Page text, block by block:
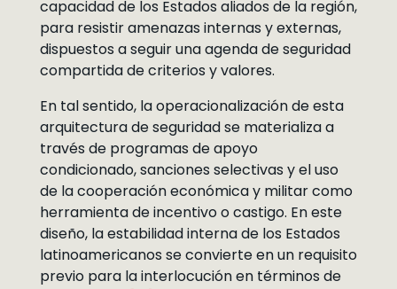
capacidad de los Estados aliados de la región,
para resistir amenazas internas y externas,
dispuestos a seguir una agenda de seguridad
compartida de criterios y valores.
En tal sentido, la operacionalización de esta
arquitectura de seguridad se materializa a
través de programas de apoyo
condicionado, sanciones selectivas y el uso
de la cooperación económica y militar como
herramienta de incentivo o castigo. En este
diseño, la estabilidad interna de los Estados
latinoamericanos se convierte en un requisito
previo para la interlocución en términos de